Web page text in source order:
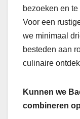
bezoeken en
Voor een
we minimaal
besteden aan
culinaire
Kunnen we
combineren